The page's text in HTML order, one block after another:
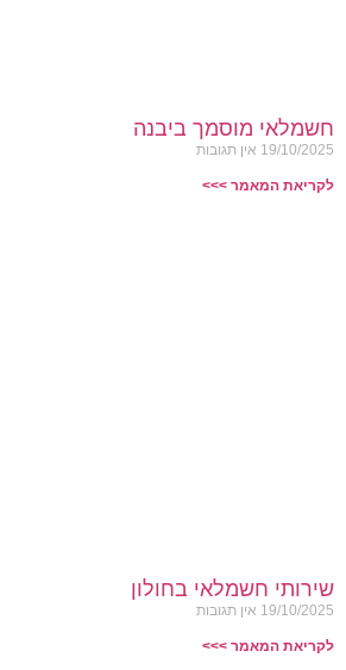
חשמלאי מוסמך ביבנה
19/10/2025 אין תגובות
לקריאת המאמר >>>
שירותי חשמלאי בחולון
19/10/2025 אין תגובות
לקריאת המאמר >>>